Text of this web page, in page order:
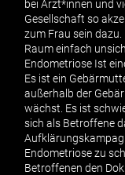
bei Ärzt*innen und
Gesellschaft so
zum Frau sein
Raum einfach
Endometriose Ist
Es ist ein
außerhalb der
wächst. Es ist
sich als Betroffene
Endometriose zu
Betroffenen den